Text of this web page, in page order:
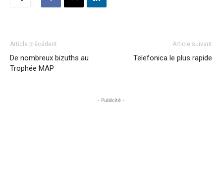
Article précédent
De nombreux bizuths au
Trophée MAP
Article suivant
Telefonica le plus rapide
- Publicité -